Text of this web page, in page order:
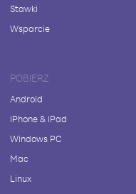
Stawki
Wsparcie
POBIERZ
Android
iPhone & iPad
Windows PC
Mac
Linux